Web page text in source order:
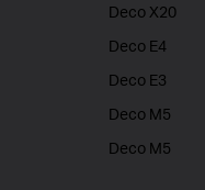
Deco X20
Deco E4
Deco E3
Deco M5
Deco M5